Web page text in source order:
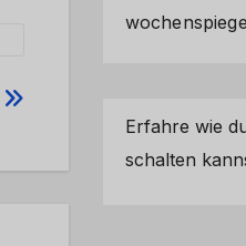
Erfahre wie
schalten